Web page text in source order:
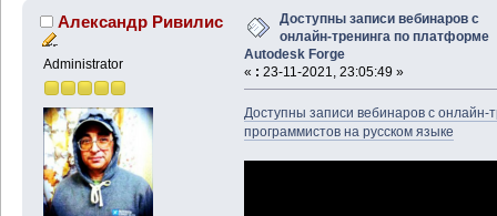
Александр Ривилис
Administrator
Доступны записи вебинаров с
онлайн-тренинга по платформе
Autodesk Forge
« : 23-11-2021, 23:05:49 »
Доступны записи вебинаров с
программистов на русском языке